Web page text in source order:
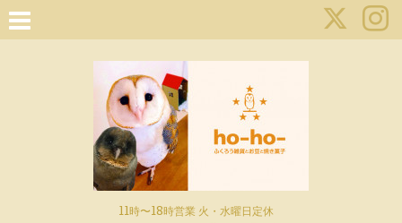
11時〜18時営業 火・水曜日定休